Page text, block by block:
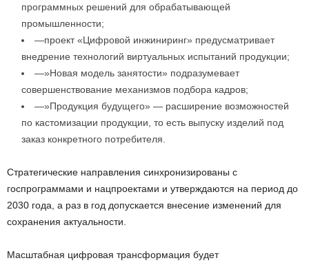
программных решений для обрабатывающей
промышленности;
—проект «Цифровой инжиниринг» предусматривает
внедрение технологий виртуальных испытаний продукции;
—»Новая модель занятости» подразумевает
совершенствование механизмов подбора кадров;
—»Продукция будущего» — расширение возможностей
по кастомизации продукции, то есть выпуску изделий под
заказ конкретного потребителя.
Стратегические направления синхронизированы с
госпрограммами и нацпроектами и утверждаются на период до
2030 года, а раз в год допускается внесение изменений для
сохранения актуальности.
Масштабная цифровая трансформация будет